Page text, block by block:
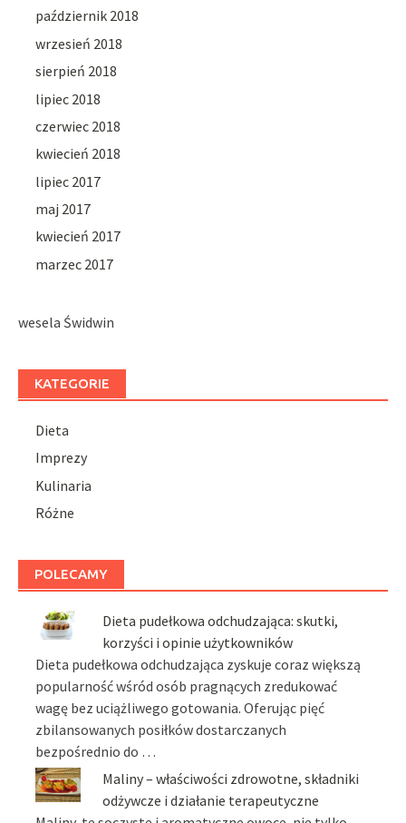
październik 2018
wrzesień 2018
sierpień 2018
lipiec 2018
czerwiec 2018
kwiecień 2018
lipiec 2017
maj 2017
kwiecień 2017
marzec 2017
wesela Świdwin
KATEGORIE
Dieta
Imprezy
Kulinaria
Różne
POLECAMY
Dieta pudełkowa odchudzająca: skutki,
korzyści i opinie użytkowników
Dieta pudełkowa odchudzająca zyskuje coraz większą
popularność wśród osób pragnących zredukować
wagę bez uciążliwego gotowania. Oferując pięć
zbilansowanych posiłków dostarczanych
bezpośrednio do …
Maliny – właściwości zdrowotne, składniki
odżywcze i działanie terapeutyczne